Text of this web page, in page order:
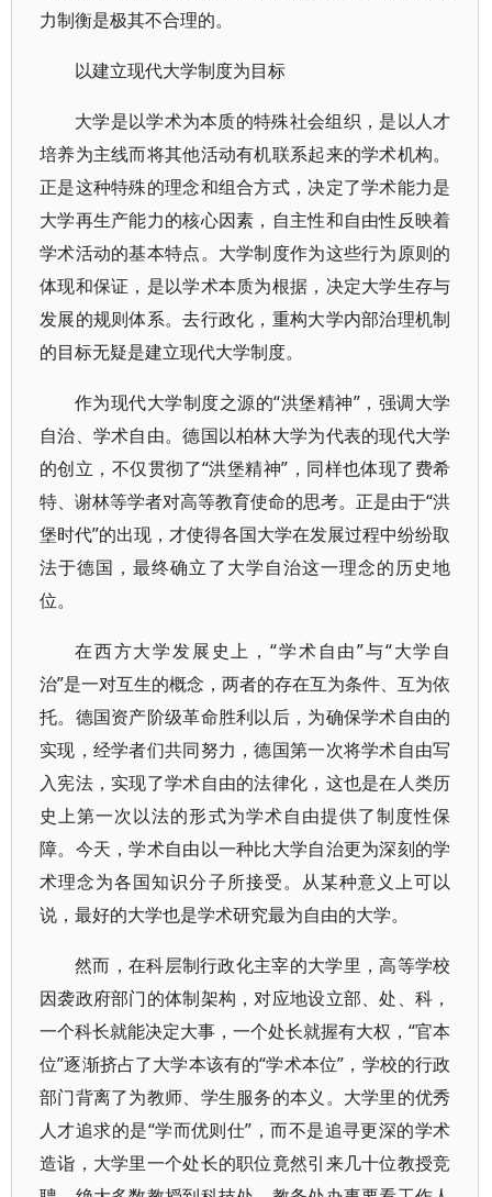
力制衡是极其不合理的。
以建立现代大学制度为目标
大学是以学术为本质的特殊社会组织，是以人才
培养为主线而将其他活动有机联系起来的学术机构。
正是这种特殊的理念和组合方式，决定了学术能力是
大学再生产能力的核心因素，自主性和自由性反映着
学术活动的基本特点。大学制度作为这些行为原则的
体现和保证，是以学术本质为根据，决定大学生存与
发展的规则体系。去行政化，重构大学内部治理机制
的目标无疑是建立现代大学制度。
作为现代大学制度之源的“洪堡精神”，强调大学
自治、学术自由。德国以柏林大学为代表的现代大学
的创立，不仅贯彻了“洪堡精神”，同样也体现了费希
特、谢林等学者对高等教育使命的思考。正是由于“洪
堡时代”的出现，才使得各国大学在发展过程中纷纷取
法于德国，最终确立了大学自治这一理念的历史地
位。
在西方大学发展史上，“学术自由”与“大学自
治”是一对互生的概念，两者的存在互为条件、互为依
托。德国资产阶级革命胜利以后，为确保学术自由的
实现，经学者们共同努力，德国第一次将学术自由写
入宪法，实现了学术自由的法律化，这也是在人类历
史上第一次以法的形式为学术自由提供了制度性保
障。今天，学术自由以一种比大学自治更为深刻的学
术理念为各国知识分子所接受。从某种意义上可以
说，最好的大学也是学术研究最为自由的大学。
然而，在科层制行政化主宰的大学里，高等学校
因袭政府部门的体制架构，对应地设立部、处、科，
一个科长就能决定大事，一个处长就握有大权，“官本
位”逐渐挤占了大学本该有的“学术本位”，学校的行政
部门背离了为教师、学生服务的本义。大学里的优秀
人才追求的是“学而优则仕”，而不是追寻更深的学术
造诣，大学里一个处长的职位竟然引来几十位教授竞